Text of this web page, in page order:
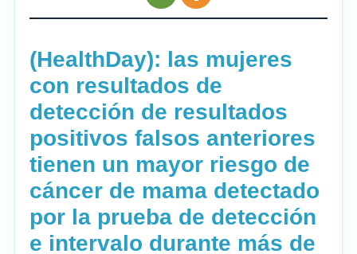
(HealthDay): las mujeres
con resultados de
detección de resultados
positivos falsos anteriores
tienen un mayor riesgo de
cáncer de mama detectado
por la prueba de detección
e intervalo durante más de